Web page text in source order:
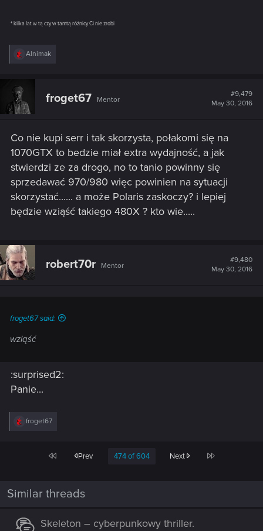
* kilka lat w tą czy w tamtą różnicy Ci nie zrobi
R
i
o
Alnimak
froget67 Mentor
#9,479
May 30, 2016
Co nie kupi serr i tak skorzysta, połakomi się na
1070GTX to bedzie miał extra wydajność, a jak
stwierdzi ze za drogo, no to tanio powinny się
sprzedawać 970/980 więc powinien na sytuacji
skorzystać...... a może Polaris zaskoczy? i lepiej
będzie wziąść takiego 480X ? kto wie.....
robert70r Mentor
#9,480
May 30, 2016
froget67 said:
wziąść
:surprised2:
Panie...
R
s
froget67
First Prev 474 of 604 Next Last
Similar threads
Skeleton – cyberpunkowy thriller.